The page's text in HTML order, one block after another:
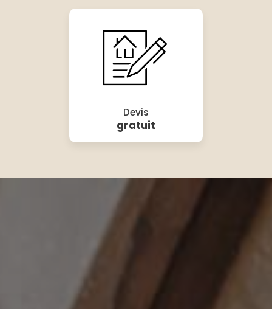
Devis
gratuit